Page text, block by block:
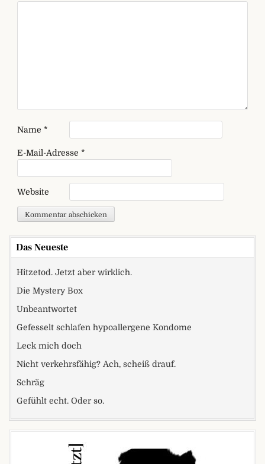
Name *
E-Mail-Adresse *
Website
Das Neueste
Hitzetod. Jetzt aber wirklich.
Die Mystery Box
Unbeantwortet
Gefesselt schlafen hypoallergene Kondome
Leck mich doch
Nicht verkehrsfähig? Ach, scheiß drauf.
Schräg
Gefühlt echt. Oder so.